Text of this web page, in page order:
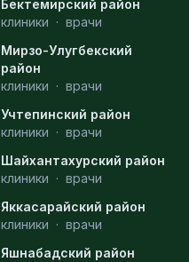
Бектемирский район
клиники · врачи
Мирзо-Улугбекский
район
клиники · врачи
Учтепинский район
клиники · врачи
Шайхантахурский район
клиники · врачи
Яккасарайский район
клиники · врачи
Яшнабадский район